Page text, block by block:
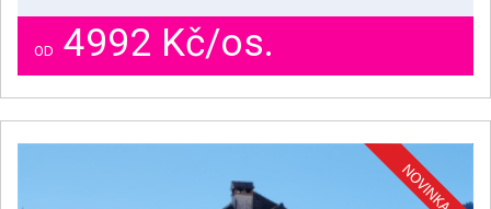
OD 4992 Kč/os.